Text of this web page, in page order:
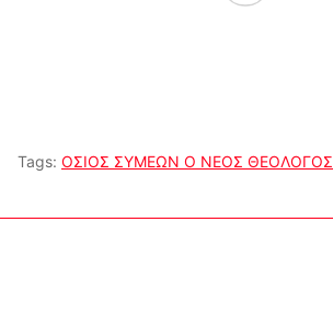
Tags: ΟΣΙΟΣ ΣΥΜΕΩΝ Ο ΝΕΟΣ ΘΕΟΛΟΓΟΣ